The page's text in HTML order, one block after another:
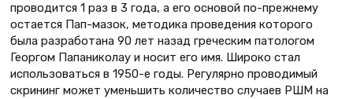
проводится 1 раз в 3 года, а его основой по-прежнему
остается Пап-мазок, методика проведения которого
была разработана 90 лет назад греческим патологом
Георгом Папаниколау и носит его имя. Широко стал
использоваться в 1950-е годы. Регулярно проводимый
скрининг может уменьшить количество случаев РШМ на